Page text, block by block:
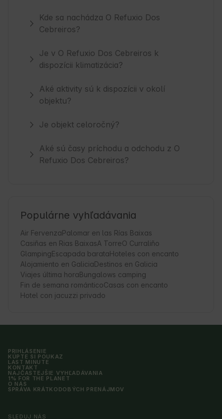
Kde sa nachádza O Refuxio Dos
Cebreiros?
Je v O Refuxio Dos Cebreiros k
dispozícii klimatizácia?
Aké aktivity sú k dispozícii v okolí
objektu?
Je objekt celoročný?
Aké sú časy príchodu a odchodu z O
Refuxio Dos Cebreiros?
Populárne vyhľadávania
Air FervenzaPalomar en las Rías Baixas
Casiñas en Rias BaixasA TorreO Curraliño
GlampingEscapada barataHoteles con encanto
Alojamiento en GaliciaDestinos en Galicia
Viajes última horaBungalows camping
Fin de semana románticoCasas con encanto
Hotel con jacuzzi privado
PRIHLÁSENIE
KÚPTE SI POUKAZ
LAST MINUTE
KONTAKT
NAJČASTEJŠIE VYHĽADÁVANIA
1% FOR THE PLANET
O NÁS
SPRÁVA KRÁTKODOBÝCH PRENÁJMOV
SLEDUJ NÁS